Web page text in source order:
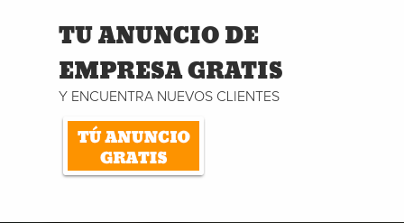
TU ANUNCIO DE
EMPRESA GRATIS
Y ENCUENTRA NUEVOS CLIENTES